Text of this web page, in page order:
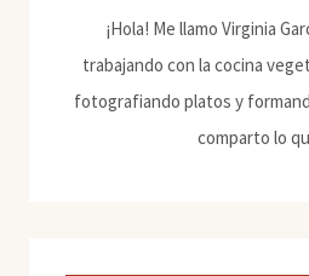
¡Hola! Me llamo Virginia
trabajando con la cocina
fotografiando platos y
comparto lo